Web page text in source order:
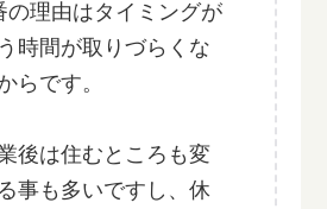
の理由はタイミングが
時間が取りづらくな
らです。
後は住むところも変
事も多いですし、休